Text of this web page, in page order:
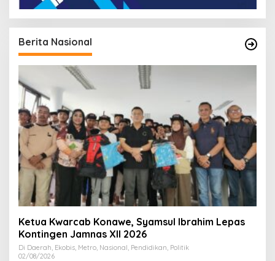
Berita Nasional
Ketua Kwarcab Konawe, Syamsul Ibrahim Lepas
Kontingen Jamnas XII 2026
Di Daerah, Ekobis, Metro, Nasional, Pendidikan, Politik
02/08/2026